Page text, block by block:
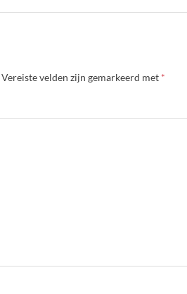
Vereiste velden zijn gemarkeerd met *